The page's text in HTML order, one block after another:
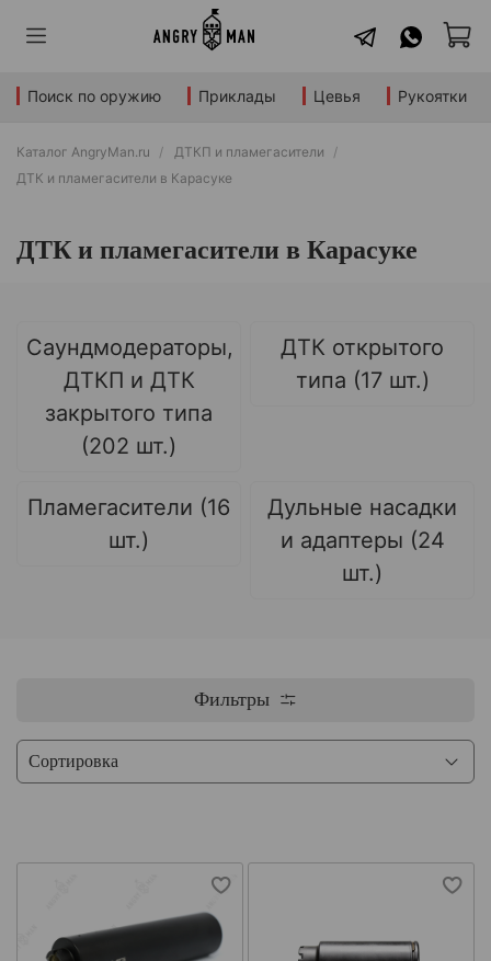
Поиск по оружию Приклады Цевья Рукоятки
Каталог AngryMan.ru
ДТКП и пламегасители
ДТК и пламегасители в Карасуке
ДТК и пламегасители в Карасуке
Саундмодераторы,
ДТКП и ДТК
закрытого типа
(202 шт.)
ДТК открытого
типа (17 шт.)
Пламегасители (16
шт.)
Дульные насадки
и адаптеры (24
шт.)
Фильтры